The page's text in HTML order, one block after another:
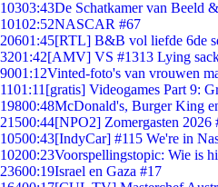
10303:43De Schatkamer van Beeld
10102:52NASCAR #67
20601:45[RTL] B&B vol liefde 6de
3201:42[AMV] VS #1313 Lying
9001:12Vinted-foto's van vrouwen
1101:11 [gratis] Videogames Part 9:
19800:48McDonald's, Burger King
21500:44[NPO2] Zomergasten 2026
10500:43[IndyCar] #115 We're in
10200:23Voorspellingstopic: Wie is
23600:19Israel en Gaza #17